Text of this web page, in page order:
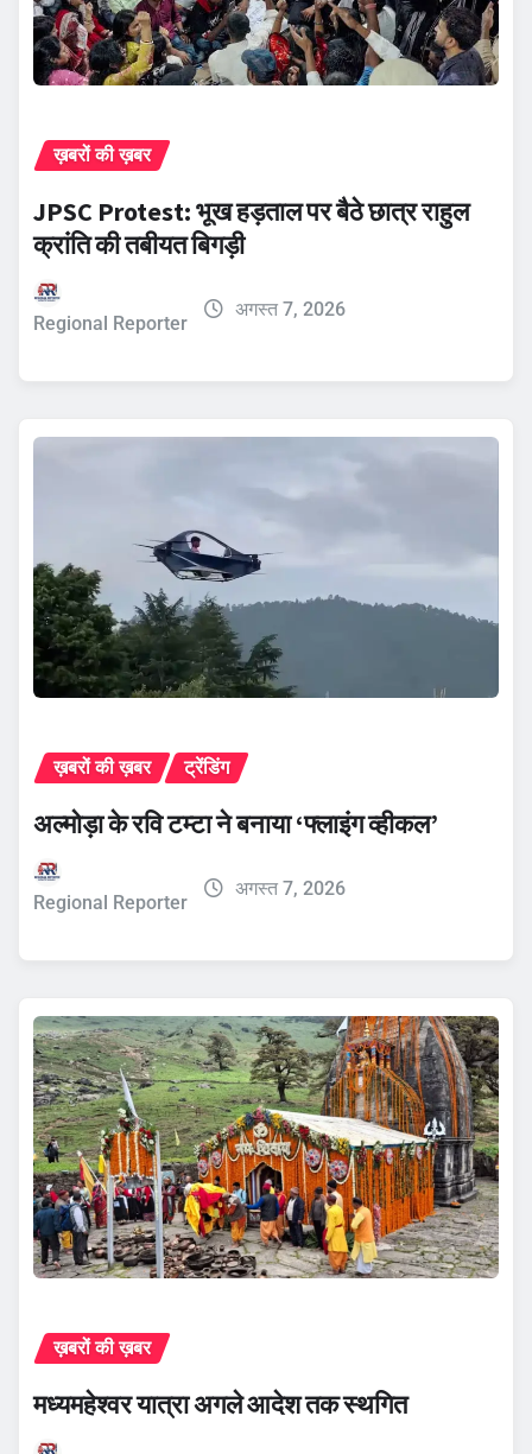
ख़बरों की ख़बर
JPSC Protest: भूख हड़ताल पर बैठे छात्र राहुल
क्रांति की तबीयत बिगड़ी
Regional Reporter
अगस्त 7, 2026
ख़बरों की ख़बर ट्रेंडिंग
अल्मोड़ा के रवि टम्टा ने बनाया ‘फ्लाइंग व्हीकल’
Regional Reporter
अगस्त 7, 2026
ख़बरों की ख़बर
मध्यमहेश्वर यात्रा अगले आदेश तक स्थगित